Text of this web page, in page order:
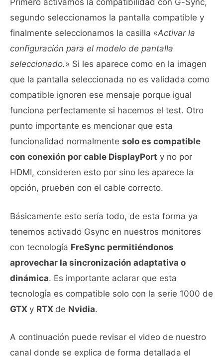
Primero activamos la compatibilidad con G-Sync,
segundo seleccionamos la pantalla compatible y
finalmente seleccionamos la casilla «Activar la
configuración para el modelo de pantalla
seleccionado.» Si les aparece como en la imagen
que la pantalla seleccionada no es validada como
compatible ignoren ese mensaje porque igual
funciona perfectamente si hacemos el test. Otro
punto importante es mencionar que esta
funcionalidad normalmente solo es compatible
con conexión por cable DisplayPort y no por
HDMI, consideren esto por sino les aparece la
opción, prueben con el cable correcto.
Básicamente esto sería todo, de esta forma ya
tenemos activado Gsync en nuestros monitores
con tecnología FreSync permitiéndonos
aprovechar la sincronización adaptativa o
dinámica. Es importante aclarar que esta
tecnología es compatible solo con la serie 1000 de
GTX y RTX de Nvidia.
A continuación puede revisar el video de nuestro
canal donde se explica de forma detallada el